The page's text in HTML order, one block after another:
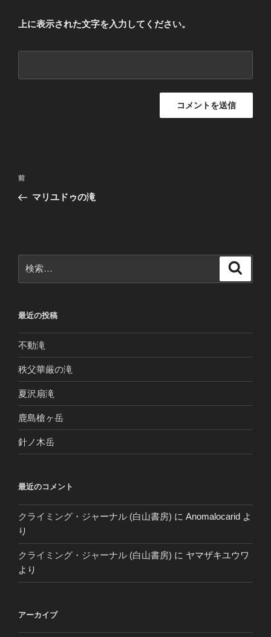
上に表示された文字を入力してください。
投
ナ
ー
シ
前
の
前
マリユドゥの滝
索:
最近の投稿
不動滝
秩父華厳の滝
夏沢扇滝
鹿島槍ヶ岳
針ノ木岳
最近のコメント
クライミング・ジャーナル (白山書房) に Anomalocarid よ
り
クライミング・ジャーナル (白山書房) に ヤマザキユウワ
より
アーカイブ